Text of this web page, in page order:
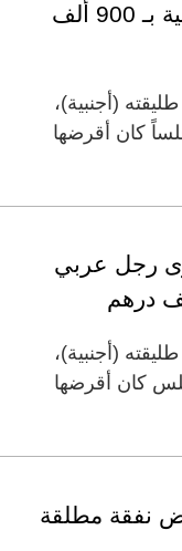
رجل عربي يطالب طليقته الأجنبية بـ 900 ألف
(أجنبية)،
900 ألف و933 درهماً و43 فلساً كان أقرضها
رجل عربي
(أجنبية)،
900 ألف و933 درهم و43 فلس كان أقرضها
نفقة مطلقة